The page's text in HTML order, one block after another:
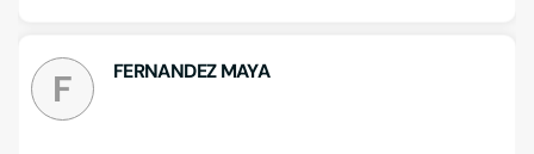
F FERNANDEZ MAYA